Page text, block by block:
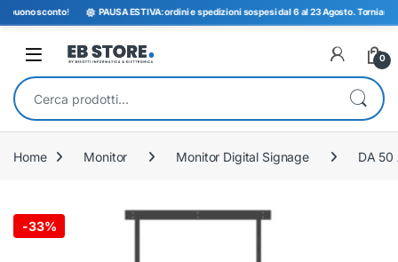
sconto! PAUSA ESTIVA: ordini e spedizioni sospesi dal 6 al 23 Agosto. Torniamo
Open 0
Cerca:
Home Monitor Monitor Digital Signage DA 50
-33%